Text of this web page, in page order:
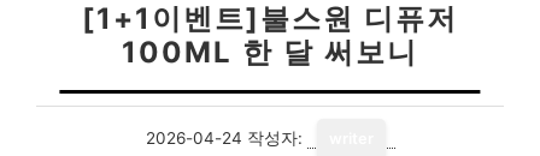
[1+1이벤트]불스원 디퓨저
100ML 한 달 써보니
2026-04-24 작성자: